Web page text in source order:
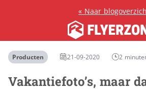
« Naar
Producten 21-09-2020 2
Vakantiefoto’s, maar